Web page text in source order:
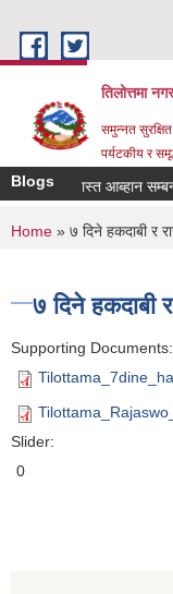
तिलोत्तमा
समुन्नत
पर्यटकीय र
Blogs
दरखास्त आब्हान सम्बन्धमा।
You are
Home » ७ दिने हकदाबी र
७ दिने हकदाबी
Supporting Documents:
Slider:
0